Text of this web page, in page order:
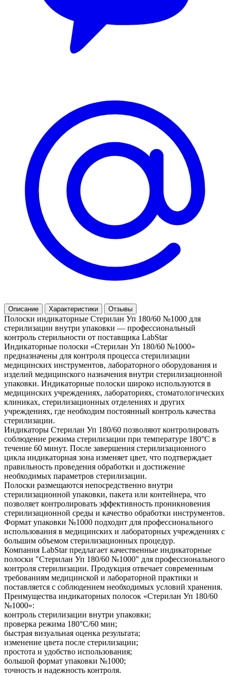
Описание Характеристики Отзывы
Полоски индикаторные Стерилан Уп 180/60 №1000 для
стерилизации внутри упаковки — профессиональный
контроль стерильности от поставщика LabStar
Индикаторные полоски «Стерилан Уп 180/60 №1000»
предназначены для контроля процесса стерилизации
медицинских инструментов, лабораторного оборудования и
изделий медицинского назначения внутри стерилизационной
упаковки. Индикаторные полоски широко используются в
медицинских учреждениях, лабораториях, стоматологических
клиниках, стерилизационных отделениях и других
учреждениях, где необходим постоянный контроль качества
стерилизации.
Индикаторы Стерилан Уп 180/60 позволяют контролировать
соблюдение режима стерилизации при температуре 180°C в
течение 60 минут. После завершения стерилизационного
цикла индикаторная зона изменяет цвет, что подтверждает
правильность проведения обработки и достижение
необходимых параметров стерилизации.
Полоски размещаются непосредственно внутри
стерилизационной упаковки, пакета или контейнера, что
позволяет контролировать эффективность проникновения
стерилизационной среды и качество обработки инструментов.
Формат упаковки №1000 подходит для профессионального
использования в медицинских и лабораторных учреждениях с
большим объемом стерилизационных процедур.
Компания LabStar предлагает качественные индикаторные
полоски "Стерилан Уп 180/60 №1000" для профессионального
контроля стерилизации. Продукция отвечает современным
требованиям медицинской и лабораторной практики и
поставляется с соблюдением необходимых условий хранения.
Преимущества индикаторных полосок «Стерилан Уп 180/60
№1000»:
контроль стерилизации внутри упаковки;
проверка режима 180°C/60 мин;
быстрая визуальная оценка результата;
изменение цвета после стерилизации;
простота и удобство использования;
большой формат упаковки №1000;
точность и надежность контроля.